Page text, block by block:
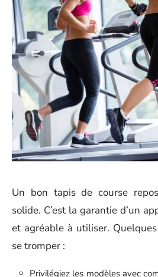
Un bon tapis de course
solide. C’est la garantie d’un
et agréable à utiliser.
se tromper :
Privilégiez les modèles avec